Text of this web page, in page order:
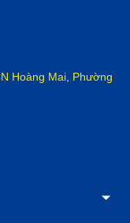
Hoàng Mai, Phường